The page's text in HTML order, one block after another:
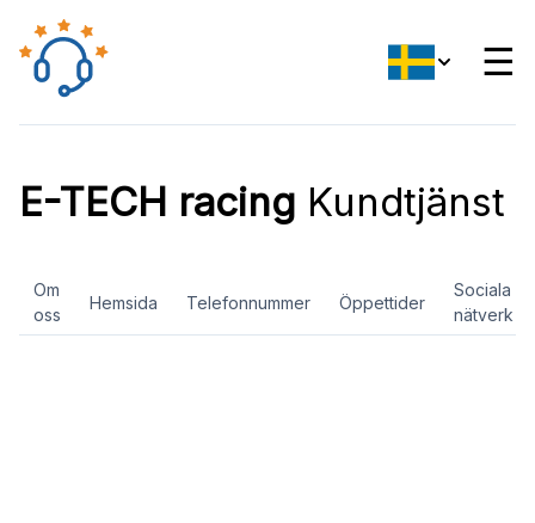
☰
E-TECH racing Kundtjänst
Om
oss
Hemsida Telefonnummer Öppettider
Sociala
nätverk